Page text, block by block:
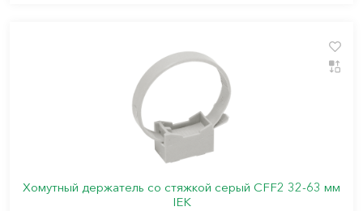
Хомутный держатель со стяжкой серый CFF2 32-63 мм
IEK